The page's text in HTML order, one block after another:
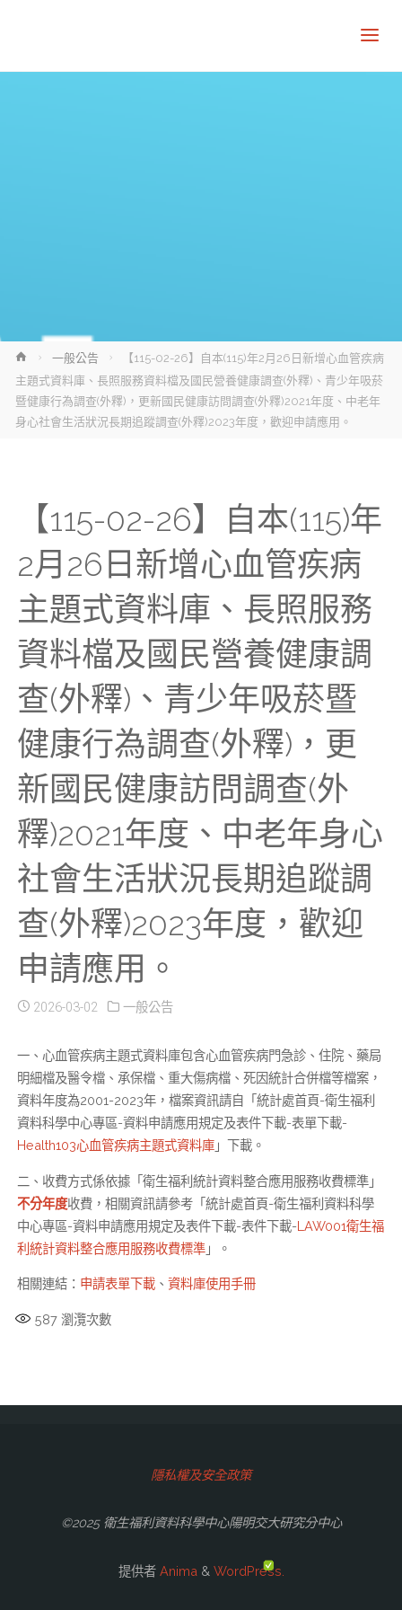
Home一般公告
【115-02-26】自本(115)年2月26日新增心血管疾病
主題式資料庫、長照服務資料檔及國民營養健康調查(外釋)、青少年吸菸
暨健康行為調查(外釋)，更新國民健康訪問調查(外釋)2021年度、中老年
身心社會生活狀況長期追蹤調查(外釋)2023年度，歡迎申請應用。
【115-02-26】自本(115)年
2月26日新增心血管疾病
主題式資料庫、長照服務
資料檔及國民營養健康調
查(外釋)、青少年吸菸暨
健康行為調查(外釋)，更
新國民健康訪問調查(外
釋)2021年度、中老年身心
社會生活狀況長期追蹤調
查(外釋)2023年度，歡迎
申請應用。
2026-03-02 一般公告
一、心血管疾病主題式資料庫包含心血管疾病門急診、住院、藥局
明細檔及醫令檔、承保檔、重大傷病檔、死因統計合併檔等檔案，
資料年度為2001-2023年，檔案資訊請自「統計處首頁-衛生福利
資料科學中心專區-資料申請應用規定及表件下載-表單下載-
Health103心血管疾病主題式資料庫」下載。
二、收費方式係依據「衛生福利統計資料整合應用服務收費標準」
不分年度收費，相關資訊請參考「統計處首頁-衛生福利資料科學
中心專區-資料申請應用規定及表件下載-表件下載-LAW001衛生福
利統計資料整合應用服務收費標準」。
相關連結： 申請表單下載、 資料庫使用手冊
587瀏灠次數
隱私權及安全政策
©2025 衛生福利資料科學中心陽明交大研究分中心
提供者Anima & WordPress.